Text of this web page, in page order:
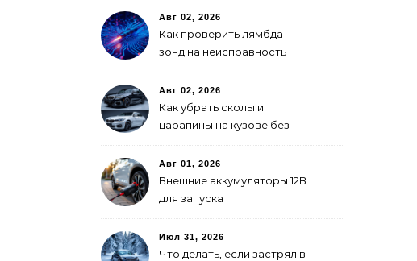
Авг 02, 2026
Как проверить лямбда-
зонд на неисправность
Авг 02, 2026
Как убрать сколы и
царапины на кузове без
Авг 01, 2026
Внешние аккумуляторы 12В
для запуска
выбрать
Июл 31, 2026
Что делать, если застрял в